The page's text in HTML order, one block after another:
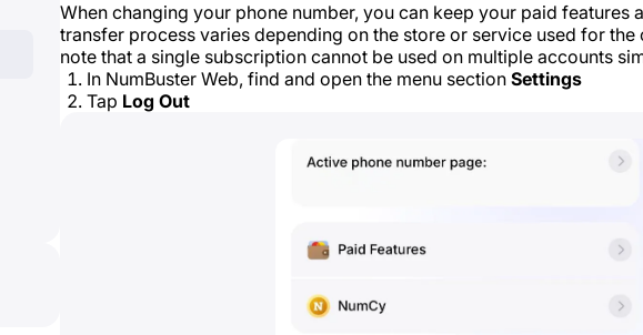
When changing your phone number, you can keep your paid features
transfer process varies depending on the store or service used for the
note that a single subscription cannot be used on multiple accounts
In NumBuster Web, find and open the menu section Settings
Tap Log Out